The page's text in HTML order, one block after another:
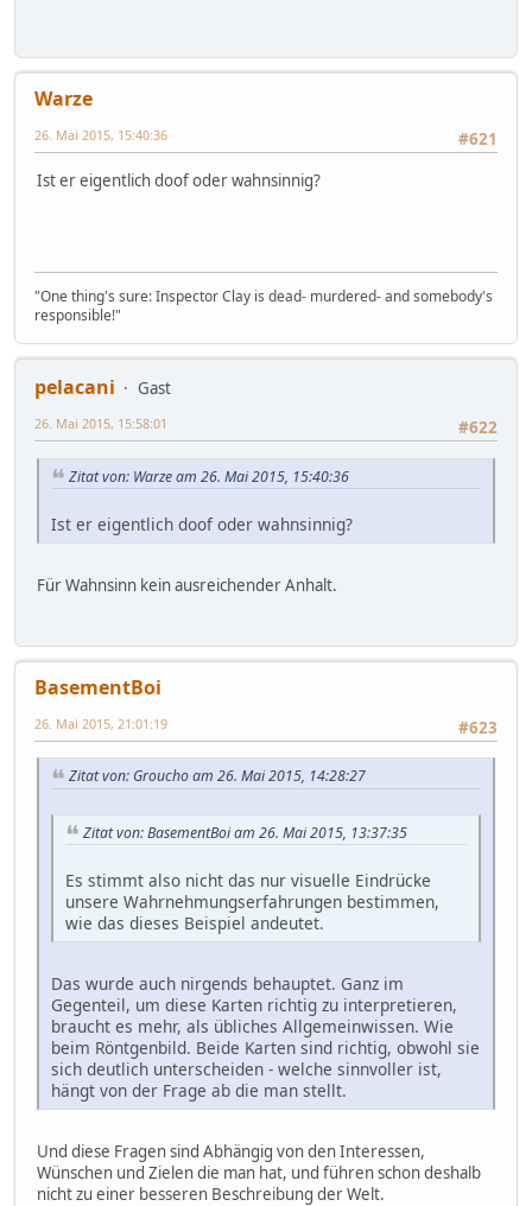
Warze
#621
26. Mai 2015, 15:40:36
Ist er eigentlich doof oder wahnsinnig?
"One thing's sure: Inspector Clay is dead- murdered- and somebody's
responsible!"
pelacani
Gast
#622
26. Mai 2015, 15:58:01
Zitat von: Warze am 26. Mai 2015, 15:40:36
Ist er eigentlich doof oder wahnsinnig?
Für Wahnsinn kein ausreichender Anhalt.
BasementBoi
#623
26. Mai 2015, 21:01:19
Zitat von: Groucho am 26. Mai 2015, 14:28:27
Zitat von: BasementBoi am 26. Mai 2015, 13:37:35
Es stimmt also nicht das nur visuelle Eindrücke
unsere Wahrnehmungserfahrungen bestimmen,
wie das dieses Beispiel andeutet.
Das wurde auch nirgends behauptet. Ganz im
Gegenteil, um diese Karten richtig zu interpretieren,
braucht es mehr, als übliches Allgemeinwissen. Wie
beim Röntgenbild. Beide Karten sind richtig, obwohl sie
sich deutlich unterscheiden - welche sinnvoller ist,
hängt von der Frage ab die man stellt.
Und diese Fragen sind Abhängig von den Interessen,
Wünschen und Zielen die man hat, und führen schon deshalb
nicht zu einer besseren Beschreibung der Welt.